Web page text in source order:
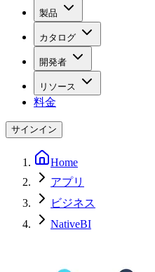
製品
カタログ
開発者
リソース
料金
サインイン
Home
アプリ
ビジネス
NativeBI